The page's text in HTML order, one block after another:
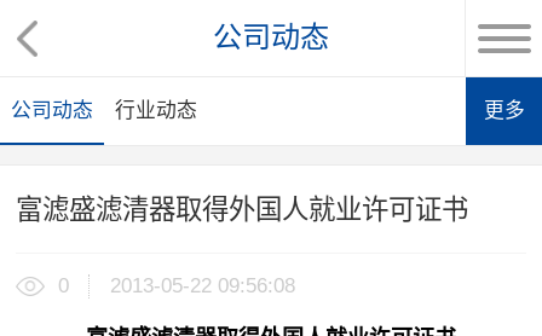
公司动态
公司动态 行业动态 更多
富滤盛滤清器取得外国人就业许可证书
0 2013-05-22 09:56:08